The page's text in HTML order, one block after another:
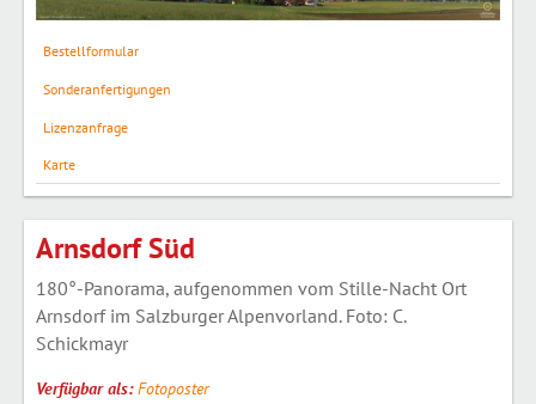
Bestellformular
Sonderanfertigungen
Lizenzanfrage
Karte
Arnsdorf Süd
180°-Panorama, aufgenommen vom Stille-Nacht Ort
Arnsdorf im Salzburger Alpenvorland. Foto: C.
Schickmayr
Verfügbar als:Fotoposter